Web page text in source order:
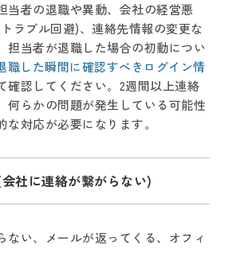
当者の退職や異動、会社の経営悪
ラブル回避)、連絡先情報の変更な
担当者が退職した場合の初動につい
職した瞬間に確認すべきログイン情
確認してください。2週間以上連絡
何らかの問題が発生している可能性
な対応が必要になります。
社に連絡が繋がらない)
ない、メールが返ってくる、オフィ